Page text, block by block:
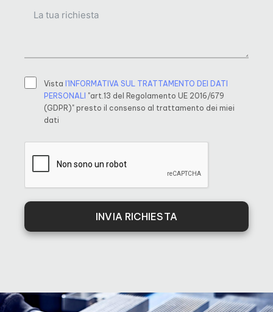
Vista l’INFORMATIVA SUL TRATTAMENTO DEI DATI
PERSONALI
"art.13 del Regolamento UE 2016/679
(GDPR)" presto il consenso al trattamento dei miei
dati
INVIA RICHIESTA